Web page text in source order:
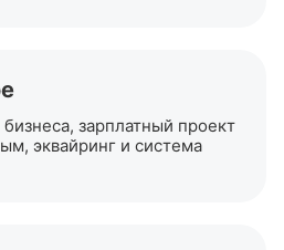
зарплатный проект
эквайринг и система